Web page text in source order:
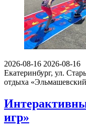
2026-08-16 2026-08-16
Екатеринбург, ул.
отдыха
игр»